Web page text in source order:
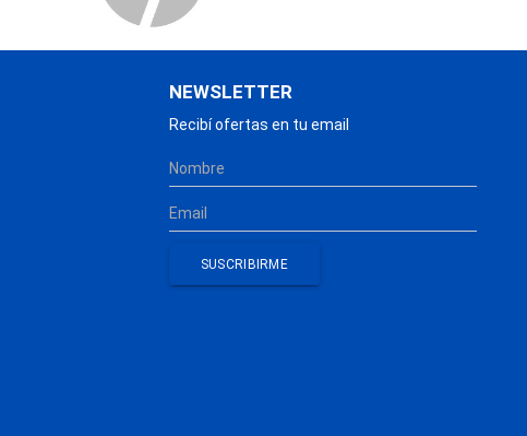
NEWSLETTER
Recibí ofertas en tu email